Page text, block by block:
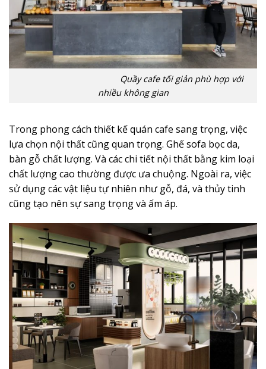
Quầy cafe tối giản phù hợp với
nhiều không gian
Trong phong cách thiết kế quán cafe sang trọng, việc
lựa chọn nội thất cũng quan trọng. Ghế sofa bọc da,
bàn gỗ chất lượng. Và các chi tiết nội thất bằng kim loại
chất lượng cao thường được ưa chuộng. Ngoài ra, việc
sử dụng các vật liệu tự nhiên như gỗ, đá, và thủy tinh
cũng tạo nên sự sang trọng và ấm áp.